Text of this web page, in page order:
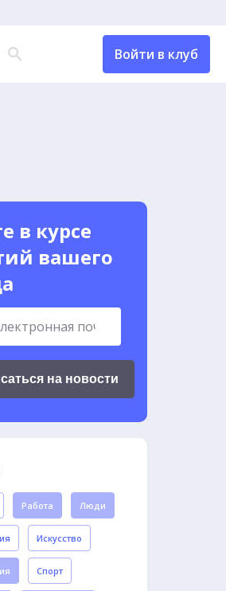
Войти в клуб
в курсе
вашего
на новости
Работа Люди
Искусство
Спорт